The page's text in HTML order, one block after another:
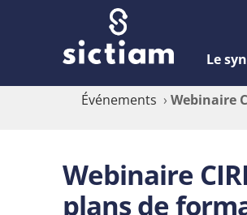
Le
Événements › Webinaire
Webinaire
plans de